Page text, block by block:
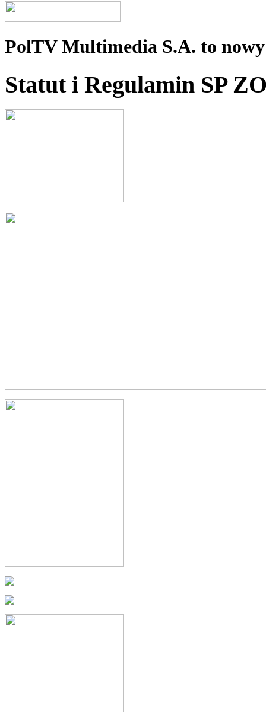
PolTV Multimedia S.A. to
Statut i Regulamin SP